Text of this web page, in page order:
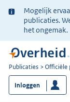
Ter
informatie:
Mogelijk
publicaties.
het ongemak.
U
bent
nu
hier:
Publicaties Officiële
Inloggen